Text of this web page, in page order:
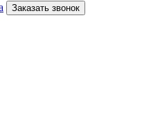
Заказать звонок